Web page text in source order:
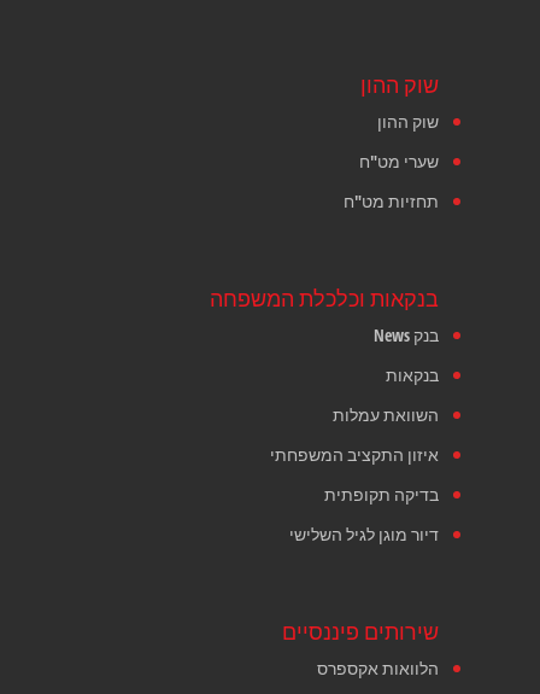
שוק ההון
שוק ההון
שערי מט"ח
תחזיות מט"ח
בנקאות וכלכלת המשפחה
בנק News
בנקאות
השוואת עמלות
איזון התקציב המשפחתי
בדיקה תקופתית
דיור מוגן לגיל השלישי
שירותים פיננסיים
הלוואות אקספרס